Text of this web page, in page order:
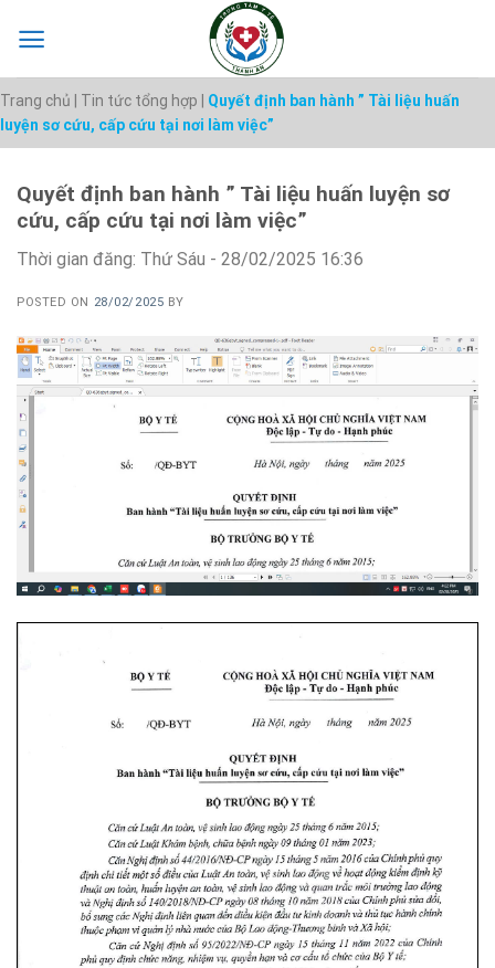
Trang chủ Tin tức tổng hợp
Quyết định ban hành ” Tài liệu huấn
luyện sơ cứu, cấp cứu tại nơi làm việc”
Quyết định ban hành ” Tài liệu huấn luyện sơ
cứu, cấp cứu tại nơi làm việc”
Thời gian đăng: Thứ Sáu - 28/02/2025 16:36
POSTED ON 28/02/2025 BY